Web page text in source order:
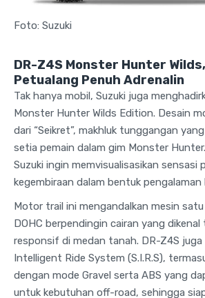
Foto: Suzuki
DR-Z4S Monster Hunter
Petualang Penuh Adrenalin
Tak hanya mobil, Suzuki juga
Monster Hunter Wilds Edition. Desain
dari “Seikret”, makhluk tunggangan
setia pemain dalam gim Monster
Suzuki ingin memvisualisasikan sensasi
kegembiraan dalam bentuk
Motor trail ini mengandalkan mesin
DOHC berpendingin cairan yang
responsif di medan tanah. DR-Z4S juga
Intelligent Ride System (S.I.R.S),
dengan mode Gravel serta ABS yang
untuk kebutuhan off-road, sehingga